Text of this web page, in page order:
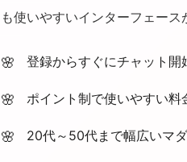
も使いやすいインターフェース
登録からすぐにチャット開
ポイント制で使いやすい料
20代～50代まで幅広いマ